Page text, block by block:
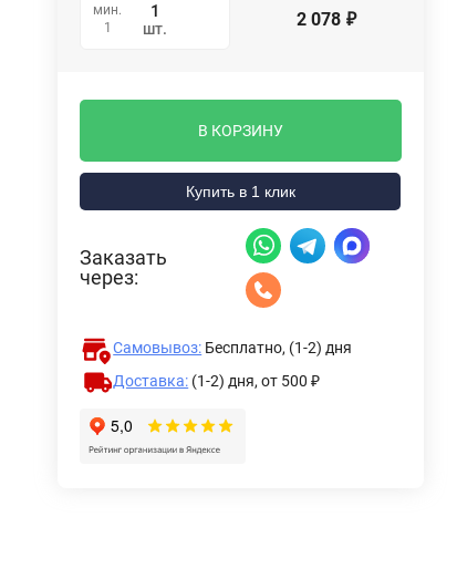
мин.
1
шт. 2 078 ₽
В КОРЗИНУ
Купить в 1 клик
Заказать
через:
Самовывоз: Бесплатно, (1-2) дня
Доставка: (1-2) дня,от 500 ₽